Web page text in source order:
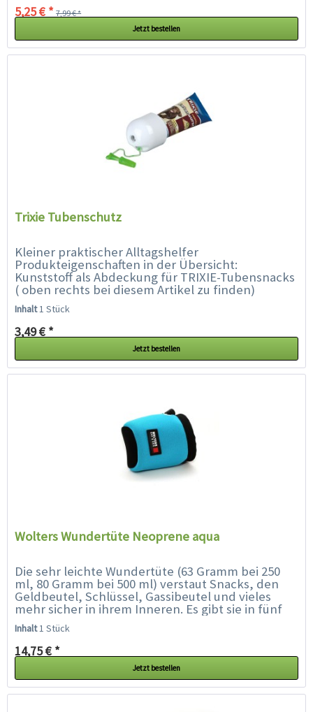
5,25 € * 7,99 € *
Jetzt bestellen
Trixie Tubenschutz
Kleiner praktischer Alltagshelfer
Produkteigenschaften in der Übersicht:
Kunststoff als Abdeckung für TRIXIE-Tubensnacks
( oben rechts bei diesem Artikel zu finden)
verhindert das Zerbeißen der Tube...
Inhalt1 Stück
3,49 € *
Jetzt bestellen
Wolters Wundertüte Neoprene aqua
Die sehr leichte Wundertüte (63 Gramm bei 250
ml, 80 Gramm bei 500 ml) verstaut Snacks, den
Geldbeutel, Schlüssel, Gassibeutel und vieles
mehr sicher in ihrem Inneren. Es gibt sie in fünf
Knallfarben (aqua, mango, kiwi,...
Inhalt1 Stück
14,75 € *
Jetzt bestellen